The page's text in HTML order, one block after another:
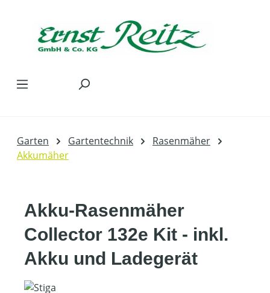
Garten Gartentechnik
Rasenmäher
Akkumäher
Akku-Rasenmäher
Collector 132e Kit - inkl.
Akku und Ladegerät